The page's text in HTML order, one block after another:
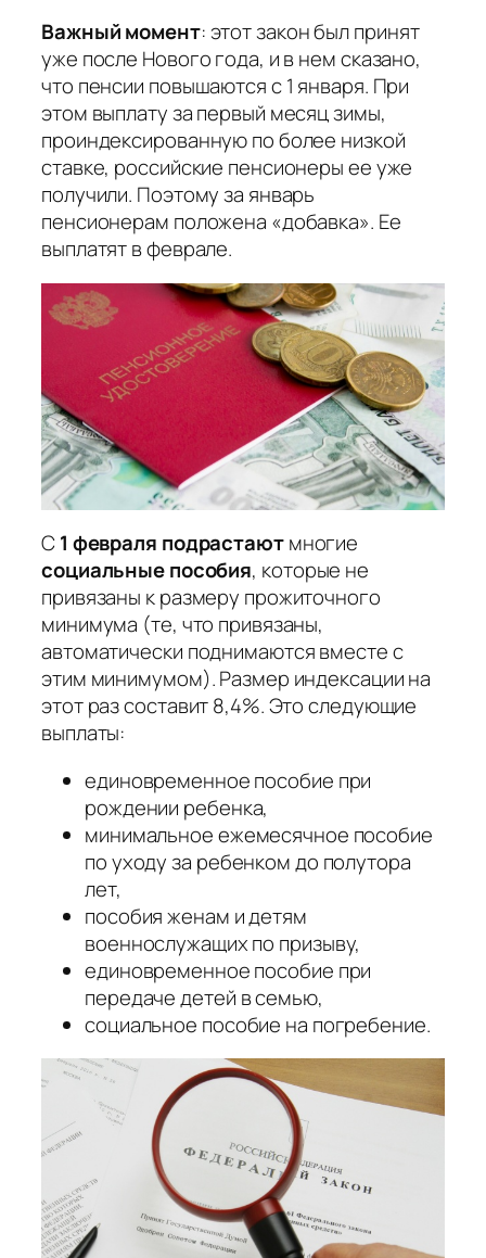
Важный момент: этот закон был принят
уже после Нового года, и в нем сказано,
что пенсии повышаются с 1 января. При
этом выплату за первый месяц зимы,
проиндексированную по более низкой
ставке, российские пенсионеры ее уже
получили. Поэтому за январь
пенсионерам положена «добавка». Ее
выплатят в феврале.
С1 февраля подрастаютмногие
социальные пособия, которые не
привязаны к размеру прожиточного
минимума (те, что привязаны,
автоматически поднимаются вместе с
этим минимумом). Размер индексации на
этот раз составит 8,4%. Это следующие
выплаты:
единовременное пособие при
рождении ребенка,
минимальное ежемесячное пособие
по уходу за ребенком до полутора
лет,
пособия женам и детям
военнослужащих по призыву,
единовременное пособие при
передаче детей в семью,
социальное пособие на погребение.